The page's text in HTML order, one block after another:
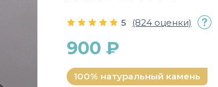
5 (824 оценки)
900 ₽
100% натуральный камень